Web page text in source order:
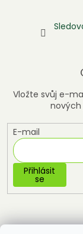
Vložte svůj e-
E-mail
Přihlásit
se